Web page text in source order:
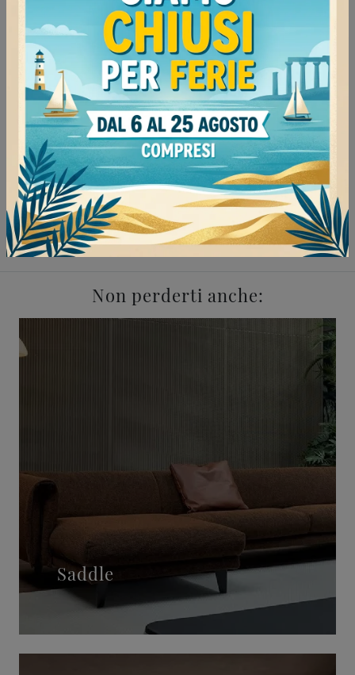
Continua a navigare
Negozio di divani a Voghera
Negozio di divani a Tortona
Negozio di divani a Stradella
Negozio di divani a Mortara
Salotti Flexteam Voghera
Salotti Flexteam Tortona
Salotti Flexteam Stradella
Salotti Flexteam Mortara
Non perderti anche:
Saddle